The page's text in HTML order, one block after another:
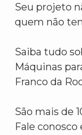
Seu projeto
quem não
Saiba tudo
Máquinas
Franco da
São mais de
Fale conosco